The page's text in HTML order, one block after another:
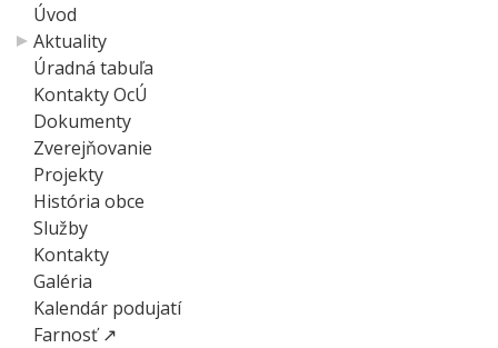
Úvod
Aktuality
Úradná tabuľa
Kontakty OcÚ
Dokumenty
Zverejňovanie
Projekty
História obce
Služby
Kontakty
Galéria
Kalendár podujatí
Farnosť ↗